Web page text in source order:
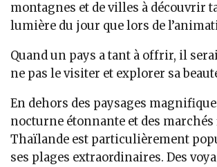
montagnes et de villes à découvrir
lumière du jour que lors de
Quand un pays a tant à offrir, il
ne pas le visiter et explorer sa
En dehors des paysages
nocturne étonnante et des
Thaïlande est particulièrement
ses plages extraordinaires. Des